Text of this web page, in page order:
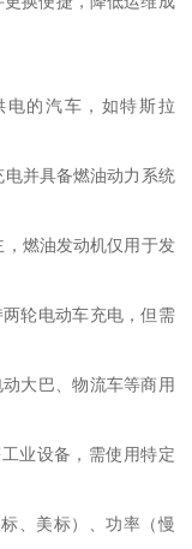
电的汽车，如特斯拉
并具备燃油动力系统
燃油发动机仅用于发
轮电动车充电，但需
大巴、物流车等商用
业设备，需使用特定
、美标）、功率（慢